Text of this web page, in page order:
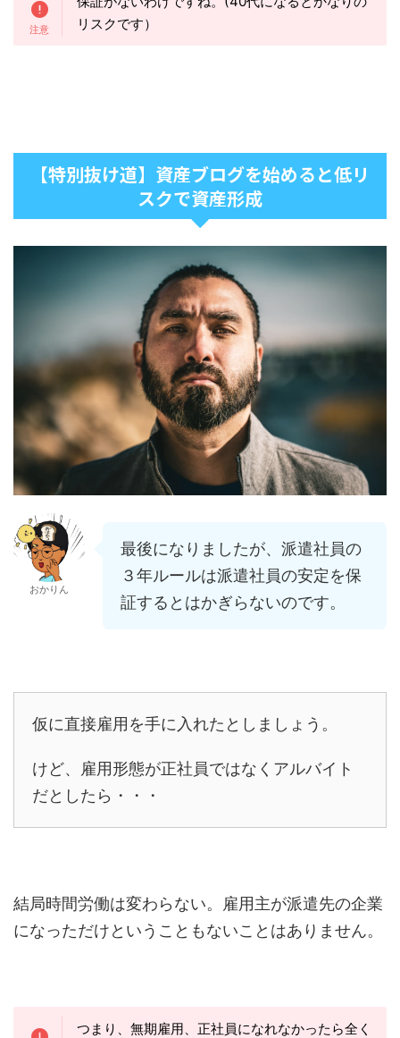
リスクです）
【特別抜け道】資産ブログを始めると低リ
スクで資産形成
おかりん
最後になりましたが、派遣社員の
３年ルールは派遣社員の安定を保
証するとはかぎらないのです。
仮に直接雇用を手に入れたとしましょう。
けど、雇用形態が正社員ではなくアルバイト
だとしたら・・・
結局時間労働は変わらない。雇用主が派遣先の企業
になっただけということもないことはありません。
つまり、無期雇用、正社員になれなかったら全く